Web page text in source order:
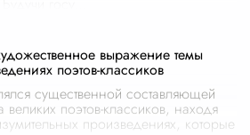
выражение темы
поэтов-классиков
существенной составляющей
поэтов-классиков, находя
произведениях, которые